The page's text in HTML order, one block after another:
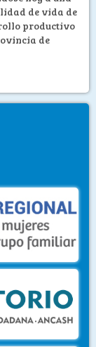
de vida de
productivo
de